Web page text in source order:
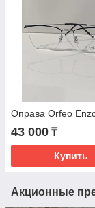
Оправа Orfeo
43 000 ₸
Купить
Акционные